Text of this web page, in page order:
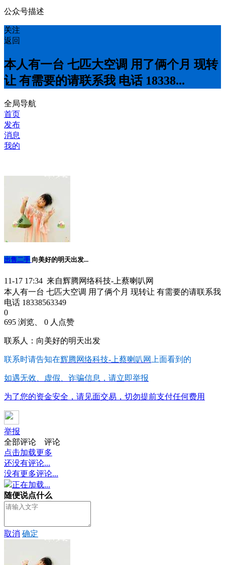
公众号描述
关注
返回
本人有一台 七匹大空调 用了俩个月 现转
让 有需要的请联系我 电话 18338...
全局导航
首页
发布
消息
我的
出售二手 向美好的明天出发...
11-17 17:34 来自辉腾网络科技-上蔡喇叭网
本人有一台 七匹大空调 用了俩个月 现转让 有需要的请联系我
电话 18338563349
0
695 浏览、 0 人点赞
联系人：向美好的明天出发
联系时请告知在辉腾网络科技-上蔡喇叭网 上面看到的
如遇无效、虚假、诈骗信息，请立即举报
为了您的资金安全，请见面交易，切勿提前支付任何费用
举报
全部评论
评论
点击加载更多
还没有评论...
没有更多评论...
正在加载...
随便说点什么
取消 确定